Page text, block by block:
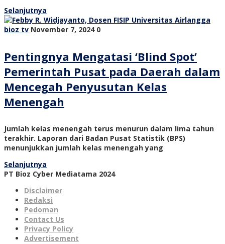
Selanjutnya
bioz tv November 7, 2024 0
Pentingnya Mengatasi ‘Blind Spot’
Pemerintah Pusat pada Daerah dalam
Mencegah Penyusutan Kelas
Menengah
Jumlah kelas menengah terus menurun dalam lima tahun
terakhir. Laporan dari Badan Pusat Statistik (BPS)
menunjukkan jumlah kelas menengah yang
Selanjutnya
PT Bioz Cyber Mediatama 2024
Disclaimer
Redaksi
Pedoman
Contact Us
Privacy Policy
Advertisement